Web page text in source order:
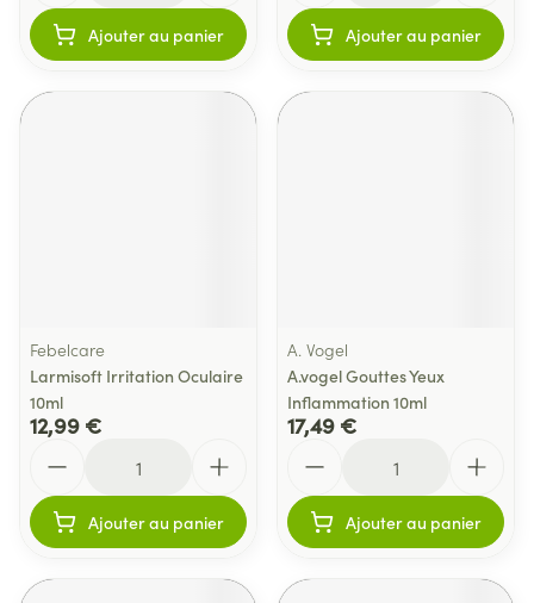
Ajouter au panier Ajouter au panier
Febelcare
Larmisoft Irritation Oculaire
10ml
12,99 €
Ajouter au panier
A. Vogel
A.vogel Gouttes Yeux
Inflammation 10ml
17,49 €
Ajouter au panier